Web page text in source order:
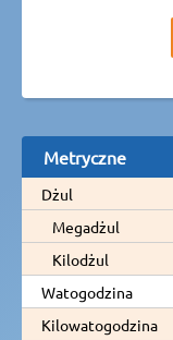
Metryczne
Dżul
Megadżul
Kilodżul
Watogodzina
Kilowatogodzina